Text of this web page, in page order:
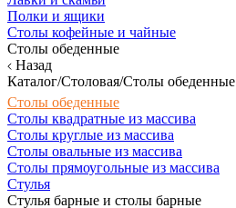
Полки и ящики
Столы кофейные и чайные
Столы обеденные
Назад
Каталог/Столовая/Столы обеденные
Столы обеденные
Столы квадратные из массива
Столы круглые из массива
Столы овальные из массива
Столы прямоугольные из массива
Стулья
Стулья барные и столы барные